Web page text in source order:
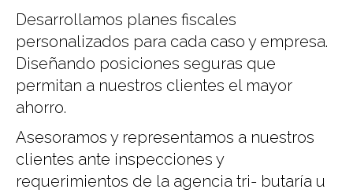
Desarrollamos planes fiscales
personalizados para cada caso y empresa.
Diseñando posiciones seguras que
permitan a nuestros clientes el mayor
ahorro.
Asesoramos y representamos a nuestros
clientes ante inspecciones y
requerimientos de la agencia tri- butaría u